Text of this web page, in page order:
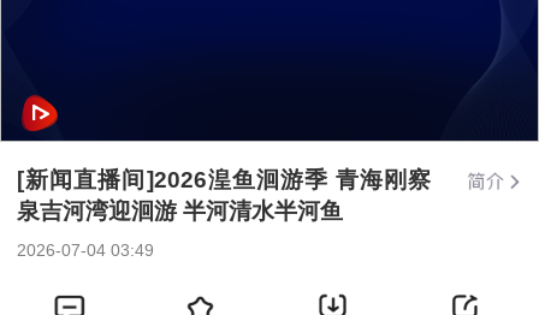
[新闻直播间]2026湟鱼洄游季 青海刚察
泉吉河湾迎洄游 半河清水半河鱼
2026-07-04 03:49